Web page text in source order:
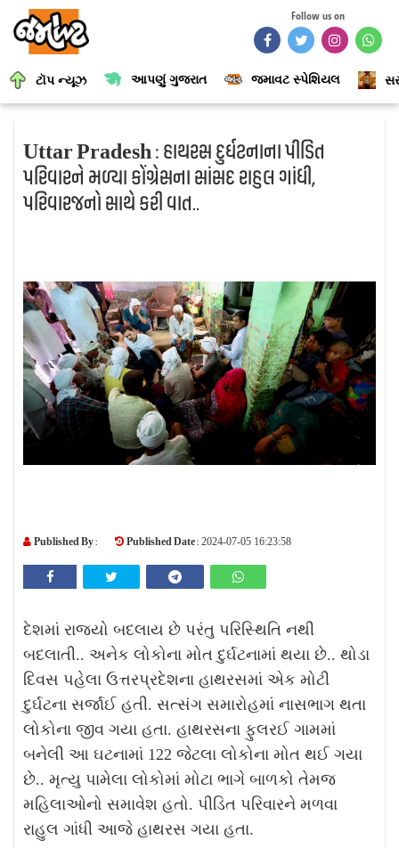
Follow us on
ટૉપ ન્યૂઝ આપણું ગુજરાત જમાવટ સ્પેશિયલ
Uttar Pradesh : હાથરસ દુર્ઘટનાના પીડિત
પરિવારને મળ્યા કોંગ્રેસના સાંસદ રાહુલ ગાંધી,
પરિવારજનો સાથે કરી વાત..
Published By : Published Date : 2024-07-05 16:23:58
દેશમાં રાજ્યો બદલાય છે પરંતુ પરિસ્થિતિ નથી
બદલાતી.. અનેક લોકોના મોત દુર્ઘટનામાં થયા છે.. થોડા
દિવસ પહેલા ઉત્તરપ્રદેશના હાથરસમાં એક મોટી
દુર્ઘટના સર્જાઈ હતી. સત્સંગ સમારોહમાં નાસભાગ થતા
લોકોના જીવ ગયા હતા. હાથરસના ફુલરઈ ગામમાં
બનેલી આ ઘટનામાં 122 જેટલા લોકોના મોત થઈ ગયા
છે.. મૃત્યુ પામેલા લોકોમાં મોટા ભાગે બાળકો તેમજ
મહિલાઓનો સમાવેશ હતો. પીડિત પરિવારને મળવા
રાહુલ ગાંધી આજે હાથરસ ગયા હતા.